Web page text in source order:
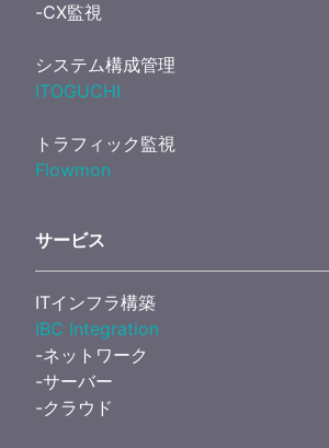
-CX監視
システム構成管理
ITOGUCHI
トラフィック監視
Flowmon
サービス
ITインフラ構築
IBC Integration
-ネットワーク
-サーバー
-クラウド